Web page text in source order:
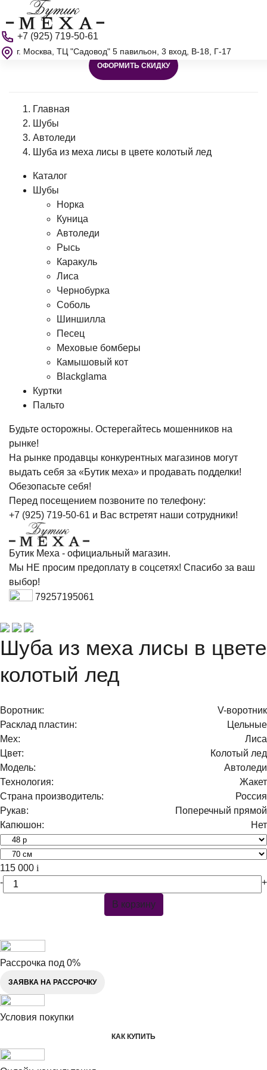
+7 (925) 719-50-61
г. Москва, ТЦ "Садовод" 5 павильон, 3 вход, В-18, Г-17
ОФОРМИТЬ СКИДКУ
Главная
Шубы
Автоледи
Шуба из меха лисы в цвете колотый лед
Каталог
Шубы
Норка
Куница
Автоледи
Рысь
Каракуль
Лиса
Чернобурка
Соболь
Шиншилла
Песец
Меховые бомберы
Камышовый кот
Blackglama
Куртки
Пальто
Будьте осторожны. Остерегайтесь мошенников на
рынке!
На рынке продавцы конкурентных магазинов могут
выдать себя за «Бутик меха» и продавать подделки!
Обезопасьте себя!
Перед посещением позвоните по телефону:
+7 (925) 719-50-61 и Вас встретят наши сотрудники!
Бутик Меха - официальный магазин.
Мы НЕ просим предоплату в соцсетях! Спасибо за ваш
выбор!
79257195061
Шуба из меха лисы в цвете
колотый лед
Воротник:
V-воротник
Расклад пластин:
Цельные
Мех:
Лиса
Цвет:
Колотый лед
Модель:
Автоледи
Технология:
Жакет
Страна производитель:
Россия
Рукав:
Поперечный прямой
Капюшон:
Нет
115 000 i
-
+
В корзину
Рассрочка под 0%
ЗАЯВКА НА РАССРОЧКУ
Условия покупки
КАК КУПИТЬ